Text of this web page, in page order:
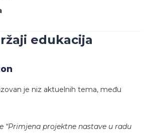
edukacija
je niz aktuelnih tema, među
“Primjena projektne nastave u radu